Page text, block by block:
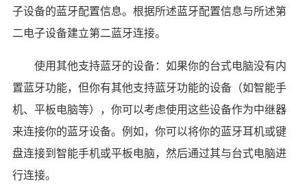
子设备的蓝牙配置信息。根据所述蓝牙配置信息与所述第
二电子设备建立第二蓝牙连接。
使用其他支持蓝牙的设备：如果你的台式电脑没有内
置蓝牙功能，但你有其他支持蓝牙功能的设备（如智能手
机、平板电脑等），你可以考虑使用这些设备作为中继器
来连接你的蓝牙设备。例如，你可以将你的蓝牙耳机或键
盘连接到智能手机或平板电脑，然后通过其与台式电脑进
行连接。